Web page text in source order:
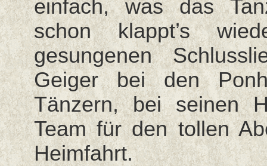
einfach, was das
schon klappt’s
gesungenen
Geiger bei den
Tänzern, bei seinen
Team für den tollen
Heimfahrt.